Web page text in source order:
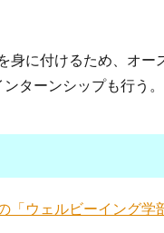
身に付けるため、オ
ターンシップも行う。
「ウェルビーイング